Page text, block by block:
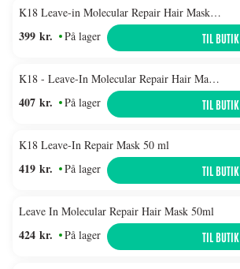
K18 Leave-in Molecular Repair Hair Mask 50 ml
På lager
399 kr. TIL BUTIK
K18 - Leave-In Molecular Repair Hair Mask 50 ml - Klar til levering - Prismatch
På lager
407 kr. TIL BUTIK
K18 Leave-In Repair Mask 50 ml
På lager
419 kr. TIL BUTIK
Leave In Molecular Repair Hair Mask 50ml
På lager
424 kr. TIL BUTIK